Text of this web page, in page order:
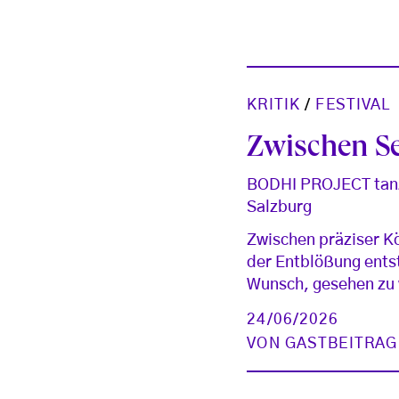
KRITIK / FESTIVAL
Zwischen
BODHI PROJECT
Salzburg
Zwischen präziser
der Entblößung
Wunsch, gesehen
24/06/2026
VON GASTBEITRAG